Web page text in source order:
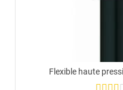
Flexible haute